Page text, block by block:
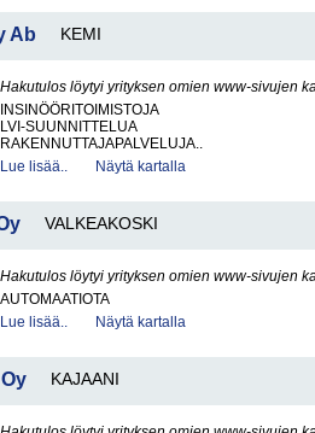
Ab KEMI
Hakutulos löytyi yrityksen omien www-sivujen
INSINÖÖRITOIMISTOJA
LVI-SUUNNITTELUA
RAKENNUTTAJAPALVELUJA..
Lue lisää..
Näytä kartalla
VALKEAKOSKI
Hakutulos löytyi yrityksen omien www-sivujen
AUTOMAATIOTA
Lue lisää..
Näytä kartalla
KAJAANI